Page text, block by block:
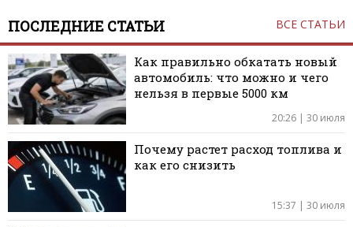
ПОСЛЕДНИЕ СТАТЬИ ВСЕ СТАТЬИ
Как правильно обкатать новый
автомобиль: что можно и чего
нельзя в первые 5000 км
20:26 | 30 июля
Почему растет расход топлива и
как его снизить
15:37 | 30 июля